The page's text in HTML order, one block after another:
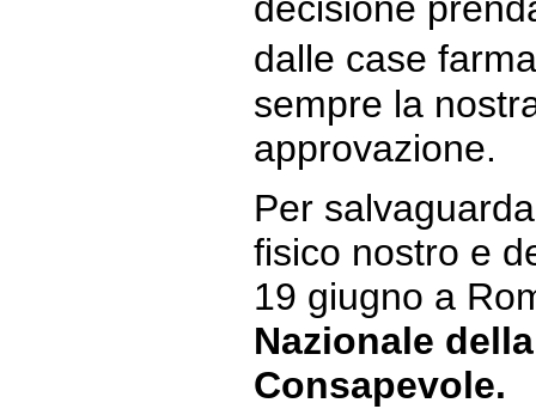
dalle case
sempre la
approvazione.
Per
fisico nostro e
19 giugno a
Nazionale
Consapevole.